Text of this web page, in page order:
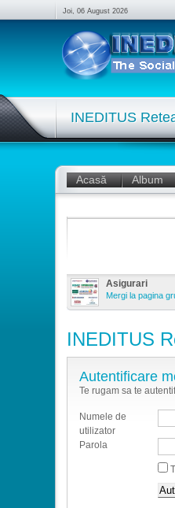
Joi, 06 August 2026
INEDITUS
Acasă Album
Asigurari
Mergi la pagina
INEDITUS
Autentificare
Te rugam sa te
Numele de
utilizator
Parola